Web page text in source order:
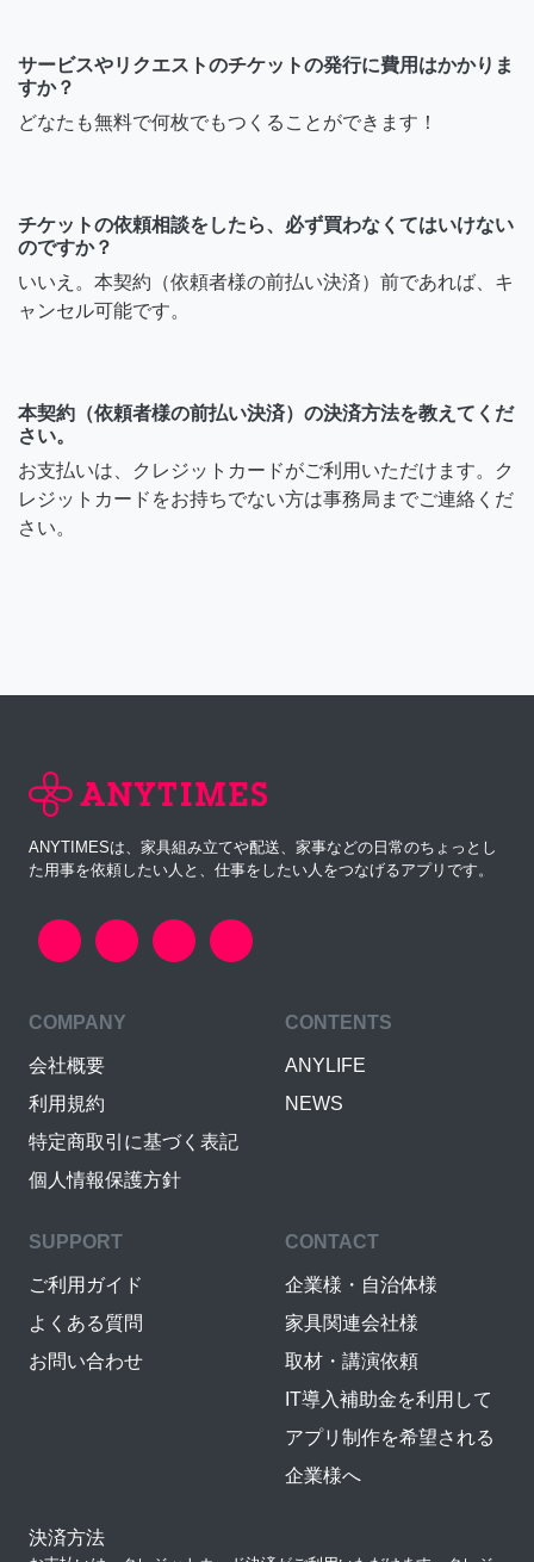
サービスやリクエストのチケットの発行に費用はかかりま
すか？
どなたも無料で何枚でもつくることができます！
チケットの依頼相談をしたら、必ず買わなくてはいけない
のですか？
いいえ。本契約（依頼者様の前払い決済）前であれば、キ
ャンセル可能です。
本契約（依頼者様の前払い決済）の決済方法を教えてくだ
さい。
お支払いは、クレジットカードがご利用いただけます。ク
レジットカードをお持ちでない方は事務局までご連絡くだ
さい。
ANYTIMESは、家具組み立てや配送、家事などの日常のちょっとし
た用事を依頼したい人と、仕事をしたい人をつなげるアプリです。
COMPANY
会社概要
利用規約
特定商取引に基づく表記
個人情報保護方針
CONTENTS
ANYLIFE
NEWS
SUPPORT
ご利用ガイド
よくある質問
お問い合わせ
CONTACT
企業様・自治体様
家具関連会社様
取材・講演依頼
IT導入補助金を利用して
アプリ制作を希望される
企業様へ
決済方法